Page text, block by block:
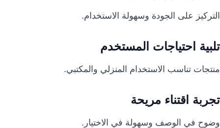
التركيز على الجودة وسهولة الاستخدام.
تلبية احتياجات المستخدم
منتجات تناسب الاستخدام المنزلي والمكتبي.
تجربة اقتناء مريحة
وضوح في الوصف وسهولة في الاختيار.